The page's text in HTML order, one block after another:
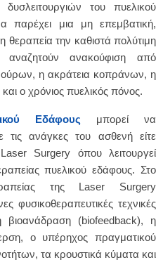
του πυελικού
παρέχει μια μη επεμβατική,
θεραπεία την καθιστά πολύτιμη
αναζητούν ανακούφιση από
ούρων, η ακράτεια κοπράνων, η
ο χρόνιος πυελικός πόνος.
Εδάφους μπορεί να
τις ανάγκες του ασθενή είτε
Surgery όπου λειτουργεί
πυελικού εδάφους. Στο
της Laser Surgery
φυσικοθεραπευτικές τεχνικές
(biofeedback), η
ο υπέρηχος πραγματικού
τα κρουστικά κύματα και